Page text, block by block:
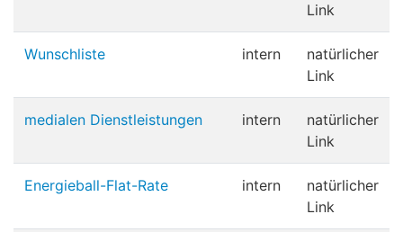
Link
Wunschliste intern
natürlicher
Link
medialen Dienstleistungen intern
natürlicher
Link
Energieball-Flat-Rate intern
natürlicher
Link